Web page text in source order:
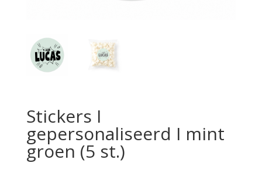
Stickers I
gepersonaliseerd I mint
groen (5 st.)